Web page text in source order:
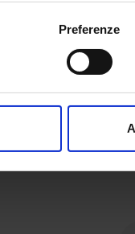
anche:
sulla tua posizione
in qualsiasi
Preferenze